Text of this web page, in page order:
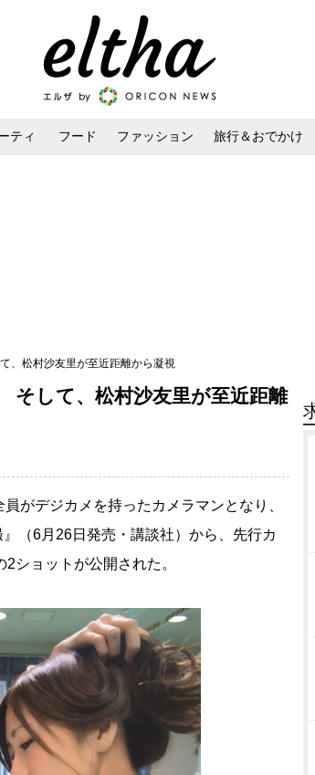
ティ フード ファッション 旅行＆おでかけ
、松村沙友里が至近距離から凝視
して、松村沙友里が至近距離
がデジカメを持ったカメラマンとなり、
（6月26日発売・講談社）から、先行カ
2ショットが公開された。